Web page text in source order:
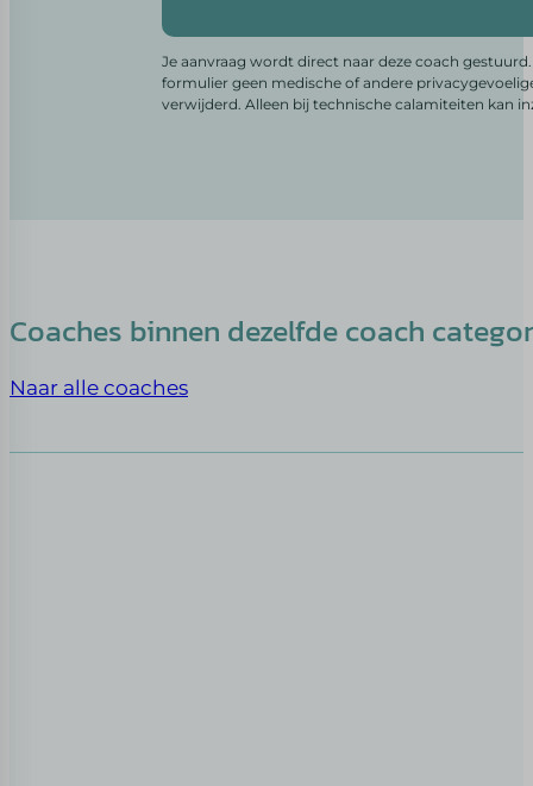
Je aanvraag wordt direct naar deze coach
formulier geen medische of andere
verwijderd. Alleen bij technische calamiteiten kan
Coaches binnen dezelfde coach
Naar alle coaches